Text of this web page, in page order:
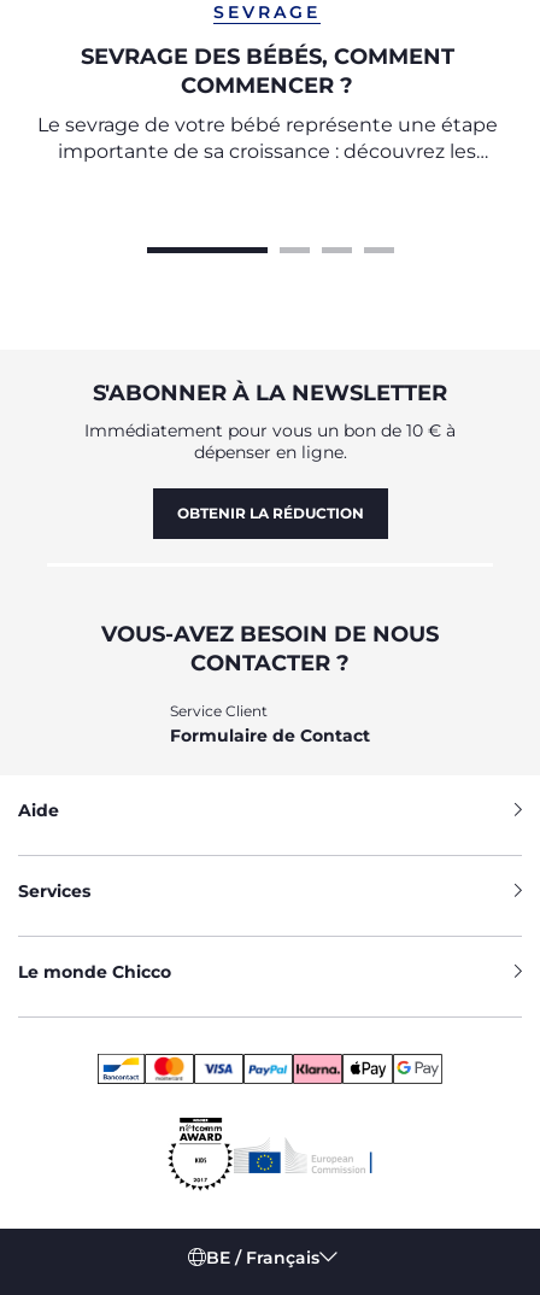
SEVRAGE
SEVRAGE DES BÉBÉS, COMMENT
COMMENCER ?
Le sevrage de votre bébé représente une étape
importante de sa croissance : découvrez les
S'ABONNER À LA NEWSLETTER
Immédiatement pour vous un bon de 10 € à
dépenser en ligne.
OBTENIR LA RÉDUCTION
VOUS-AVEZ BESOIN DE NOUS
CONTACTER ?
Service Client
Formulaire de Contact
Aide
Services
Le monde Chicco
BE / Français